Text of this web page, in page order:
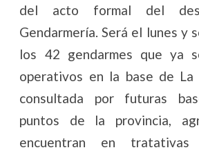
del acto formal del
Gendarmería. Será el lunes y
los 42 gendarmes que ya
operativos en la base de
consultada por futuras
puntos de la provincia,
encuentran en